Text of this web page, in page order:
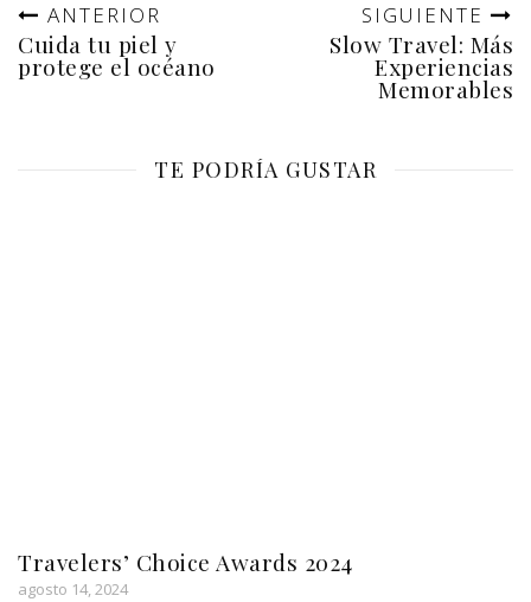
ANTERIOR
Cuida tu piel y
protege el océano
SIGUIENTE
Slow Travel: Más
Experiencias
Memorables
TE PODRÍA GUSTAR
Travelers’ Choice Awards 2024
agosto 14, 2024